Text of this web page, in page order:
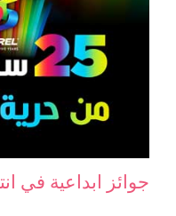
جوائز ابداعية في